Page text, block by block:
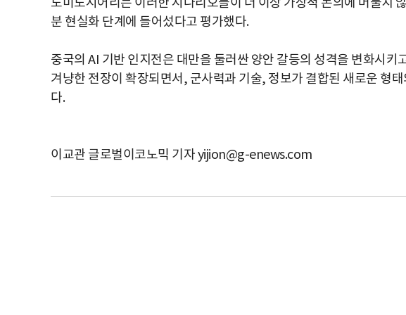
도미노시어리는 이러한 시나리오들이 더 이상 가상적 논의에 머물지
분 현실화 단계에 들어섰다고 평가했다.
중국의 AI 기반 인지전은 대만을 둘러싼 양안 갈등의 성격을 변화시키
겨냥한 전장이 확장되면서, 군사력과 기술, 정보가 결합된 새로운 형
다.
이교관 글로벌이코노믹 기자 yijion@g-enews.com